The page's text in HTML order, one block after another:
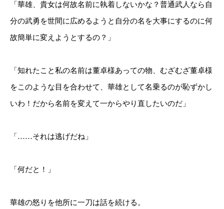
「華雄、貴女は何故名前に執着しないかな？普通武人なら自
分の武勇を世間に広めるようと自分の名を大事にするのに何
故簡単に変えようとするの？」
「知れたこと私の名前は董卓様あっての物、むざむざ董卓様
をこのような目を合わせて、華雄として名乗るのが恥ずかし
いわ！だから名前を変えて一からやり直したいのだ」
「……それは逃げだね」
「何だと！」
華雄の怒りを他所に一刀は話を続ける。